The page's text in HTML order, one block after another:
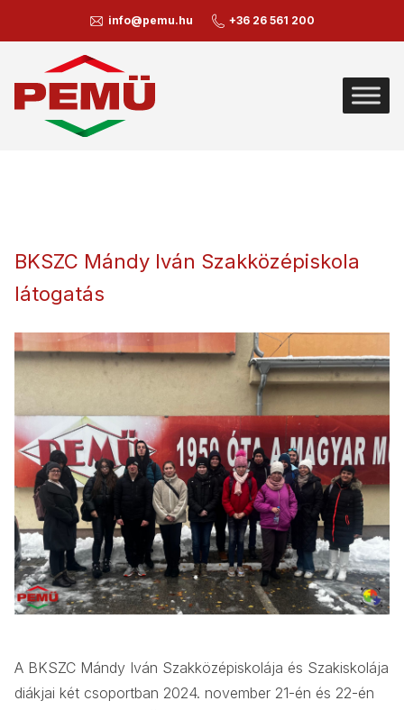
info@pemu.hu +36 26 561 200
BKSZC Mándy Iván Szakközépiskola
látogatás
A BKSZC Mándy Iván Szakközépiskolája és Szakiskolája
diákjai két csoportban 2024. november 21-én és 22-én